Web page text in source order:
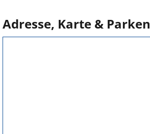
Adresse, Karte & Parken